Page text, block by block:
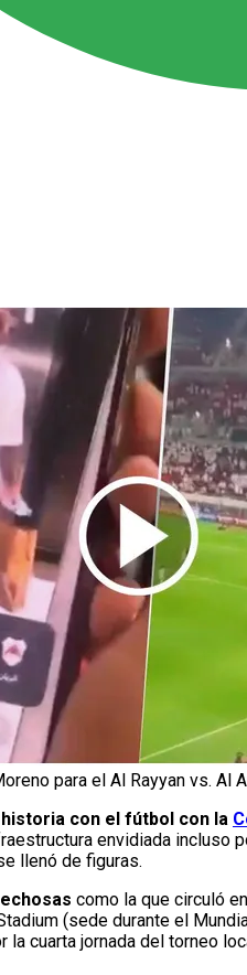
para el Al Rayyan vs. Al
con el fútbol con la
envidiada incluso
llenó de figuras.
como la que circuló
(sede durante el
la cuarta jornada del torneo